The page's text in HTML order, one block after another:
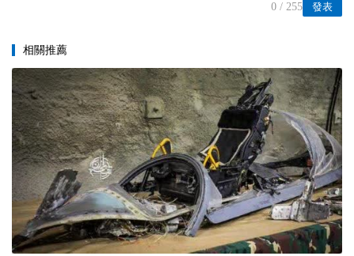
發表
0 / 255
相關推薦